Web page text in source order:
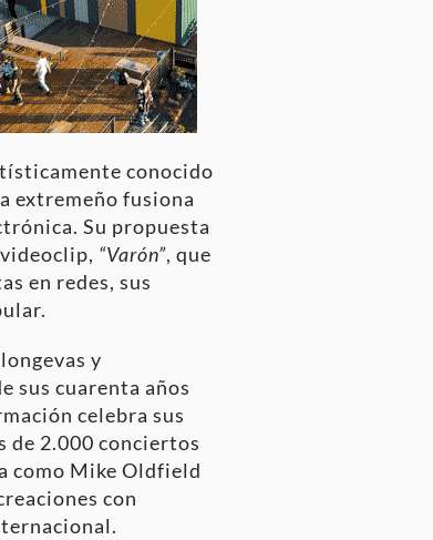
conocido
extremeño fusiona
Su propuesta
“Varón”, que
en redes, sus
y
sus cuarenta años
celebra sus
de 2.000 conciertos
como Mike Oldfield
con